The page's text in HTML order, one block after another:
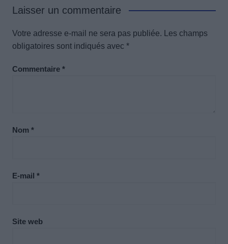
Laisser un commentaire
Votre adresse e-mail ne sera pas publiée.
Les champs
obligatoires sont indiqués avec *
Commentaire *
Nom *
E-mail *
Site web